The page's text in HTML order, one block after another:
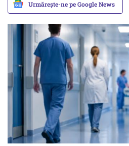
Urmărește-ne pe Google News